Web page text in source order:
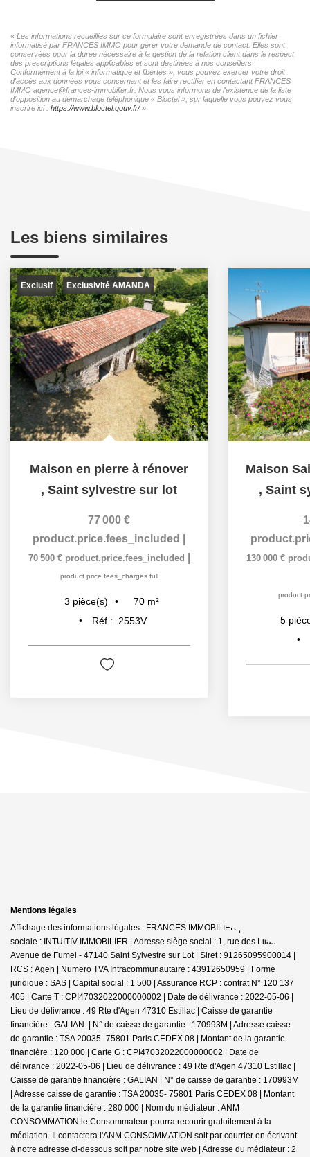
« Les informations recueillies sur ce formulaire sont enregistrées dans un fichier
informatisé par FRANCES IMMO pour gérer votre demande de contact. Elles sont
conservées pour la durée nécessaire à la gestion de la relation client dans le respect
des prescriptions légales applicables et sont destinées à nos conseillers
Conformément à la loi « informatique et libertés », vous pouvez exercer votre droit
d'accès aux données vous concernant et les faire rectifier en contactant FRANCES
IMMO agence@frances-immobilier.fr. Nous vous informons de l'existence de la liste
d'opposition au démarchage téléphonique « Bloctel », sur laquelle vous pouvez vous
inscrire ici : https://www.bloctel.gouv.fr/»
Les biens similaires
Exclusif Exclusivité AMANDA
Maison en pierre à rénover
, Saint sylvestre sur lot
77 000 €
product.price.fees_included
70 500 € product.price.fees_included
product.price.fees_charges.full
3 pièce(s) 70 m²
Réf :
2553V
, Saint
130 000 €
5
Mentions légales
Affichage des informations légales : FRANCES IMMOBILIER | Raison
sociale : INTUITIV IMMOBILIER | Adresse siège social : 1, rue des Lilas -
Avenue de Fumel - 47140 Saint Sylvestre sur Lot | Siret : 91265095900014 |
RCS : Agen | Numero TVA Intracommunautaire : 43912650959 | Forme
juridique : SAS | Capital social : 1 500 | Assurance RCP : contrat N° 120 137
405 | Carte T : CPI47032022000000002 | Date de délivrance : 2022-05-06 |
Lieu de délivrance : 49 Rte d'Agen 47310 Estillac | Caisse de garantie
financière : GALIAN. | N° de caisse de garantie : 170993M | Adresse caisse
de garantie : TSA 20035- 75801 Paris CEDEX 08 | Montant de la garantie
financière : 120 000 | Carte G : CPI47032022000000002 | Date de
délivrance : 2022-05-06 | Lieu de délivrance : 49 Rte d'Agen 47310 Estillac |
Caisse de garantie financière : GALIAN | N° de caisse de garantie : 170993M
| Adresse caisse de garantie : TSA 20035- 75801 Paris CEDEX 08 | Montant
de la garantie financière : 280 000 | Nom du médiateur : ANM
CONSOMMATION le Consommateur pourra recourir gratuitement à la
médiation. Il contactera l'ANM CONSOMMATION soit par courrier en écrivant
à notre adresse ci-dessous soit par notre site web | Adresse du médiateur : 2